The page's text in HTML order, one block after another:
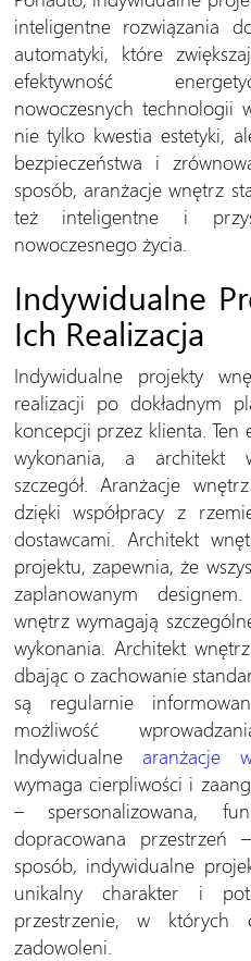
inteligentne rozwiązania
automatyki, które
efektywność
nowoczesnych
nie tylko kwestia estetyki,
bezpieczeństwa i
sposób, aranżacje wnętrz
też inteligentne i
nowoczesnego życia.
Indywidualne
Ich Realizacja
Indywidualne projekty
realizacji po dokładnym
koncepcji przez klienta.
wykonania, a architekt
szczegół. Aranżacje
dzięki współpracy z
dostawcami. Architekt
projektu, zapewnia, że
zaplanowanym
wnętrz wymagają
wykonania. Architekt
dbając o zachowanie
są regularnie
możliwość
Indywidualne aranżacje
wymaga cierpliwości i
– spersonalizowana,
dopracowana
sposób, indywidualne
unikalny charakter i
przestrzenie, w
zadowoleni.